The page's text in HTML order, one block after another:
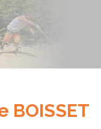
BOISSET